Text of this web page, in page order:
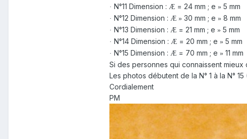
· N°11 Dimension : Æ = 24 mm ; e » 5 mm
· N°12 Dimension : Æ » 30 mm ; e » 8 mm
· N°13 Dimension : Æ = 21 mm ; e » 5 mm
· N°14 Dimension : Æ = 20 mm ; e » 5 mm
· N°15 Dimension : Æ = 70 mm ; e » 11 mm
Si des personnes qui connaissent
Les photos débutent de la N° 1 à la N°
Cordialement
PM